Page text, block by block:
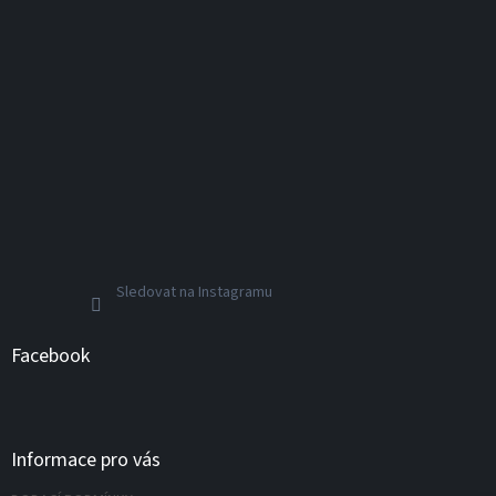
Sledovat na Instagramu
Facebook
Informace pro vás